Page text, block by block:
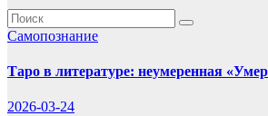
Самопознание
Таро в литературе: неумеренная
2026-03-24